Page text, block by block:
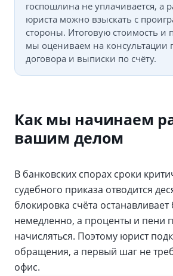
госпошлина не уплачивается, а
юриста можно взыскать с
стороны. Итоговую стоимость и
мы оцениваем на консультации
договора и выписки по счёту.
Как мы начинаем
вашим делом
В банковских спорах сроки
судебного приказа отводится
блокировка счёта останавливает
немедленно, а проценты и пени
начисляться. Поэтому юрист
обращения, а первый шаг не
офис.